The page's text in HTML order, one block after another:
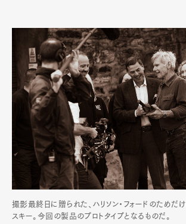
撮影最終日に贈られた、ハリソン・フォードのためだ
スキー。今回の製品のプロトタイプとなるものだ。